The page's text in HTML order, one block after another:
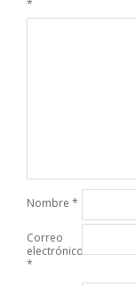
*
Nombre *
Correo
electrónico
*